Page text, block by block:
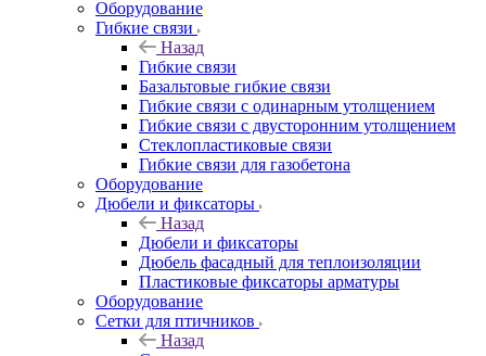
Оборудование
Гибкие связи
Назад
Гибкие связи
Базальтовые гибкие связи
Гибкие связи с одинарным утолщением
Гибкие связи с двусторонним утолщением
Стеклопластиковые связи
Гибкие связи для газобетона
Оборудование
Дюбели и фиксаторы
Назад
Дюбели и фиксаторы
Дюбель фасадный для теплоизоляции
Пластиковые фиксаторы арматуры
Оборудование
Сетки для птичников
Назад